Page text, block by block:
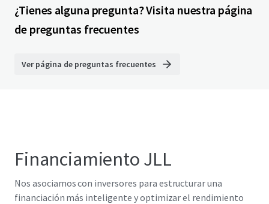
¿Tienes alguna pregunta? Visita nuestra página
de preguntas frecuentes
Ver página de preguntas frecuentes
Financiamiento JLL
Nos asociamos con inversores para estructurar una
financiación más inteligente y optimizar el rendimiento